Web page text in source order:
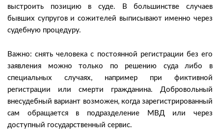
выстроить позицию в суде. В большинстве случаев
бывших супругов и сожителей выписывают именно через
судебную процедуру.
Важно: снять человека с постоянной регистрации без его
заявления можно только по решению суда либо в
специальных случаях, например при фиктивной
регистрации или смерти гражданина. Добровольный
внесудебный вариант возможен, когда зарегистрированный
сам обращается в подразделение МВД или через
доступный государственный сервис.